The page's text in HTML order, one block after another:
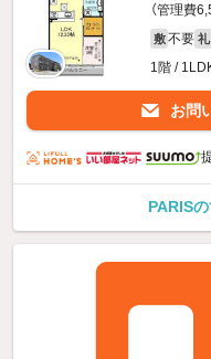
（管理費
敷 不要 礼
1階 /
お問
PARIS